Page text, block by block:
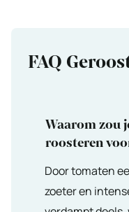
FAQ
Waarom zou
roosteren
Door tomaten
zoeter en